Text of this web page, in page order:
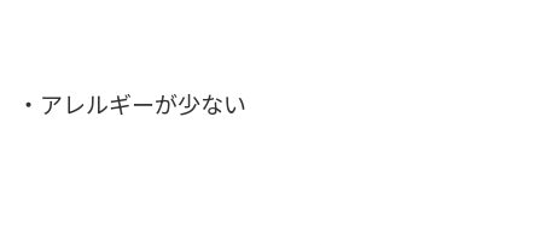
・アレルギーが少ない